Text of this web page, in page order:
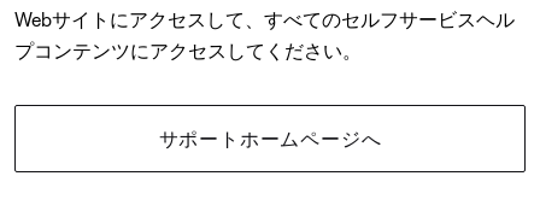
Webサイトにアクセスして、すべてのセルフサービスヘル
プコンテンツにアクセスしてください。
サポートホームページへ